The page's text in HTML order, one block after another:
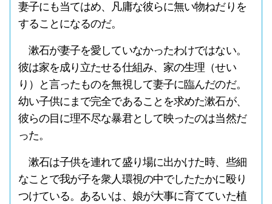
妻子にも当てはめ、凡庸な彼らに無い物ねだりを
することになるのだ。
漱石が妻子を愛していなかったわけではない。
彼は家を成り立たせる仕組み、家の生理（せい
り）と言ったものを無視して妻子に臨んだのだ。
幼い子供にまで完全であることを求めた漱石が、
彼らの目に理不尽な暴君として映ったのは当然だ
った。
漱石は子供を連れて盛り場に出かけた時、些細
なことで我が子を衆人環視の中でしたたかに殴り
つけている。あるいは、娘が大事に育てていた植